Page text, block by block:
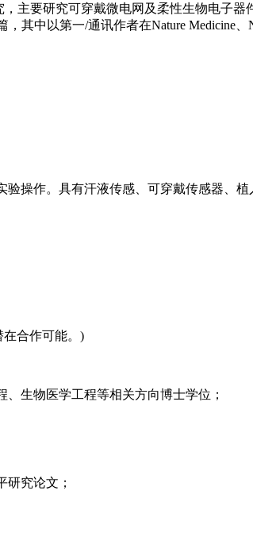
主要研究可穿戴微电网及柔性生物电子
中以第一/通讯作者在Nature Medicine、
操作。具有汗液传感、可穿戴传感器、植
在合作可能。)
生物医学工程等相关方向博士学位；
研究论文；